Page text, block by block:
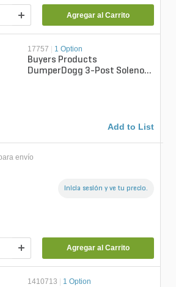
Agregar al Carrito
17757 | 1 Option
Buyers Products
DumperDogg 3-Post Solenoid
Add to List
envío
Inicia sesión y ve tu precio.
Agregar al Carrito
1410713 1 Option